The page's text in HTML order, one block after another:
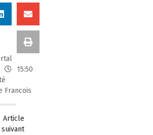
15:50
Francois
Article
suivant